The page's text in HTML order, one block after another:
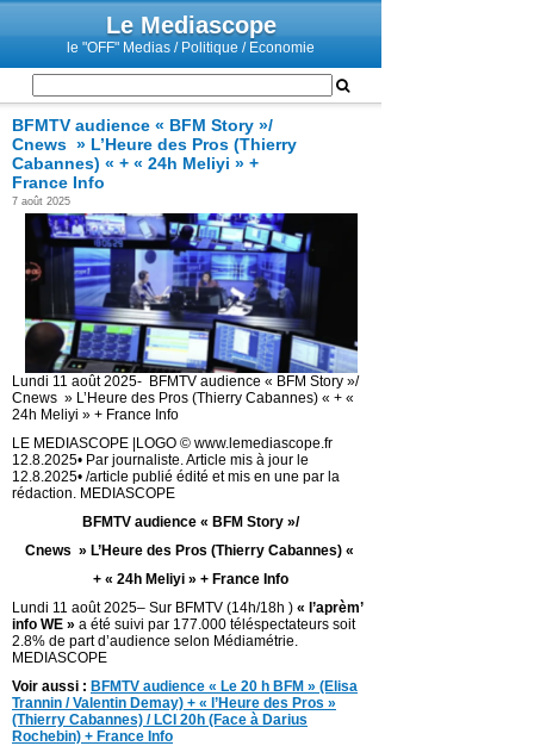
Le Mediascope
le "OFF" Medias / Politique / Economie
BFMTV audience « BFM Story »/
Cnews » L’Heure des Pros (Thierry
Cabannes) « + « 24h Meliyi » +
France Info
7 août 2025
Lundi 11 août 2025- BFMTV audience « BFM Story »/
Cnews » L’Heure des Pros (Thierry Cabannes) « + «
24h Meliyi » + France Info
LE MEDIASCOPE |LOGO © www.lemediascope.fr
12.8.2025• Par journaliste. Article mis à jour le
12.8.2025• /article publié édité et mis en une par la
rédaction. MEDIASCOPE
BFMTV audience « BFM Story »/
Cnews » L’Heure des Pros (Thierry Cabannes) «
+ « 24h Meliyi » + France Info
Lundi 11 août 2025– Sur BFMTV (14h/18h ) « l’aprèm’
info WE » a été suivi par 177.000 téléspectateurs soit
2.8% de part d’audience selon Médiamétrie.
MEDIASCOPE
Voir aussi : BFMTV audience « Le 20 h BFM » (Elisa
Trannin / Valentin Demay) + « l’Heure des Pros »
(Thierry Cabannes) / LCI 20h (Face à Darius
Rochebin) + France Info